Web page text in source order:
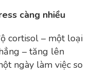
càng nhiều
cortisol – một loại
– tăng lên
ngày làm việc so